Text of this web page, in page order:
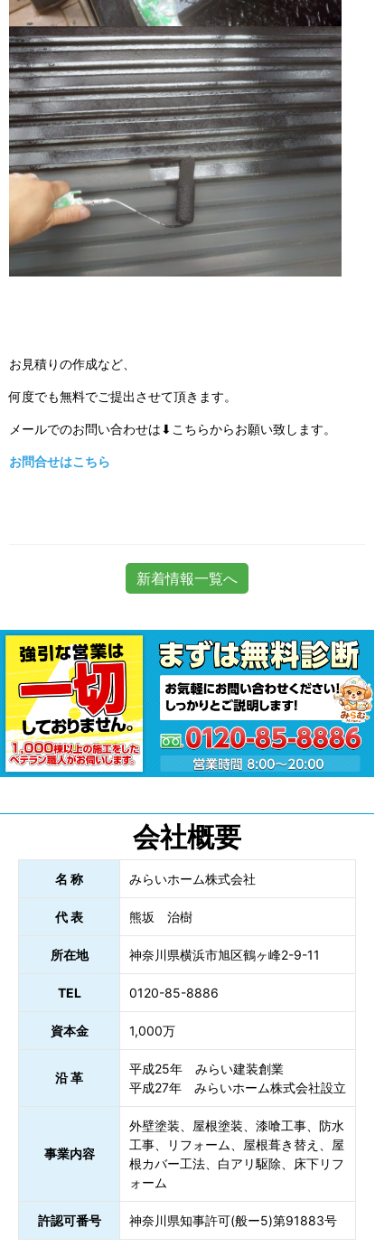
お見積りの作成など、
何度でも無料でご提出させて頂きます。
メールでのお問い合わせは⬇こちらからお願い致します。
お問合せはこちら
新着情報一覧へ
会社概要
名 称 みらいホーム株式会社
代 表 熊坂 治樹
所在地 神奈川県横浜市旭区鶴ヶ峰2-9-11
TEL 0120-85-8886
資本金 1,000万
沿 革
平成25年 みらい建装創業
平成27年 みらいホーム株式会社設立
事業内容
外壁塗装、屋根塗装、漆喰工事、防水
工事、リフォーム、屋根葺き替え、屋
根カバー工法、白アリ駆除、床下リフ
ォーム
許認可番号 神奈川県知事許可(般ー5)第91883号